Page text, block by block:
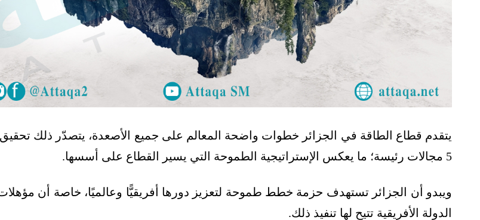
يتقدم قطاع الطاقة في الجزائر خطوات واضحة المعالم على جميع الأصعدة، يتصدّر ذلك
5 مجالات رئيسة؛ ما يعكس الإستراتيجية الطموحة التي يسير القطاع على أسسها.
ويبدو أن الجزائر تستهدف حزمة خطط طموحة لتعزيز دورها أفريقيًّا وعالميًا، خاصة أن
الدولة الأفريقية تتيح لها تنفيذ ذلك.